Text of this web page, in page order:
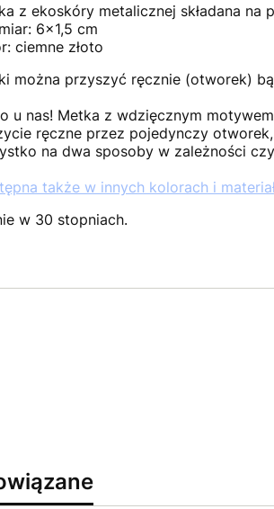
z ekoskóry metalicznej składana na
6x1,5 cm
ciemne złoto
można przyszyć ręcznie (otworek)
u nas! Metka z wdzięcznym
ręczne przez pojedynczy
na dwa sposoby w zależności
także w innych kolorach i
w 30 stopniach.